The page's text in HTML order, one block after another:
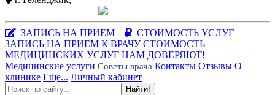
ЗАПИСЬ НА ПРИЕМ
СТОИМОСТЬ УСЛУГ
ЗАПИСЬ НА ПРИЕМ К ВРАЧУ СТОИМОСТЬ
МЕДИЦИНСКИХ УСЛУГ НАМ ДОВЕРЯЮТ!
Медицинские услуги Советы врача Контакты Отзывы О
клинике Еще... Личный кабинет
Найти!